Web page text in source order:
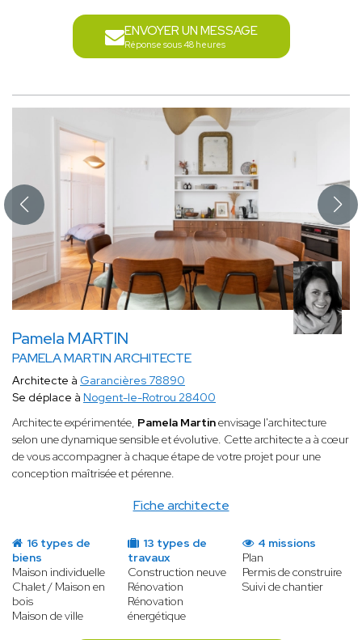
ENVOYER UN MESSAGE
Réponse sous 48 heures
Pamela MARTIN
PAMELA MARTIN ARCHITECTE
Fiche architecte
Architecte à Garancières 78890
Se déplace à Nogent-le-Rotrou 28400
Architecte expérimentée, Pamela Martinenvisage l'architecture
selon une dynamique sensible et évolutive. Cette architecte a à cœur
de vous accompagner à chaque étape de votre projet pour une
conception maîtrisée et pérenne.
16 types de
biens
Maison individuelle
Chalet / Maison en
bois
Maison de ville
13 types de
travaux
Construction neuve
Rénovation
Rénovation
énergétique
4 missions
Plan
Permis de construire
Suivi de chantier